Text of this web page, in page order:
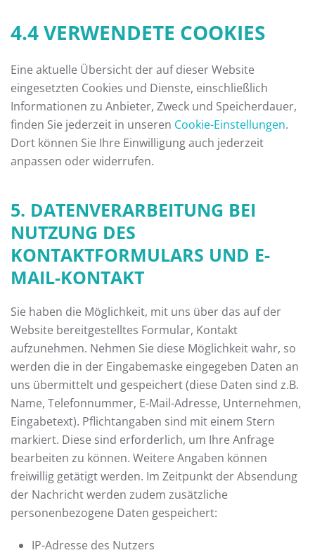
4.4 VERWENDETE COOKIES
Eine aktuelle Übersicht der auf dieser Website
eingesetzten Cookies und Dienste, einschließlich
Informationen zu Anbieter, Zweck und Speicherdauer,
finden Sie jederzeit in unseren Cookie-Einstellungen.
Dort können Sie Ihre Einwilligung auch jederzeit
anpassen oder widerrufen.
5. DATENVERARBEITUNG BEI
NUTZUNG DES
KONTAKTFORMULARS UND E-
MAIL-KONTAKT
Sie haben die Möglichkeit, mit uns über das auf der
Website bereitgestelltes Formular, Kontakt
aufzunehmen. Nehmen Sie diese Möglichkeit wahr, so
werden die in der Eingabemaske eingegeben Daten an
uns übermittelt und gespeichert (diese Daten sind z.B.
Name, Telefonnummer, E-Mail-Adresse, Unternehmen,
Eingabetext). Pflichtangaben sind mit einem Stern
markiert. Diese sind erforderlich, um Ihre Anfrage
bearbeiten zu können. Weitere Angaben können
freiwillig getätigt werden. Im Zeitpunkt der Absendung
der Nachricht werden zudem zusätzliche
personenbezogene Daten gespeichert:
IP-Adresse des Nutzers